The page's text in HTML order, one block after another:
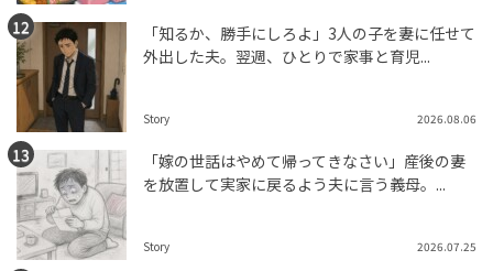
「知るか、勝手にしろよ」3人の子を妻に任せて
外出した夫。翌週、ひとりで家事と育児...
Story 2026.08.06
「嫁の世話はやめて帰ってきなさい」産後の妻
を放置して実家に戻るよう夫に言う義母。...
Story 2026.07.25